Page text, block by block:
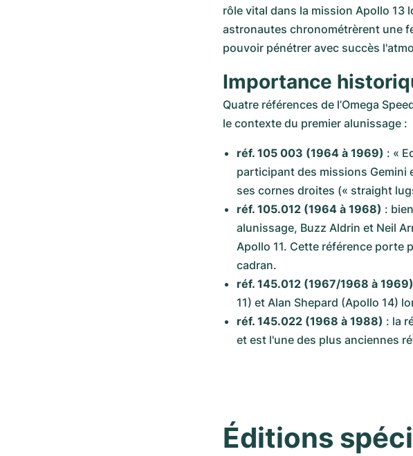
rôle vital dans la mission Apollo 13
astronautes chronométrèrent une
pouvoir pénétrer avec succès
Importance
Quatre références de l’Omega
le contexte du premier alunissage :
réf. 105 003 (1964 à 1969) : «
participant des missions Gemini
ses cornes droites (« straight
réf. 105.012 (1964 à 1968) :
alunissage, Buzz Aldrin et Neil
Apollo 11. Cette référence porte
cadran.
réf. 145.012 (1967/1968 à 1969)
11) et Alan Shepard (Apollo 14)
réf. 145.022 (1968 à 1988) : la
et est l'une des plus anciennes
Éditions